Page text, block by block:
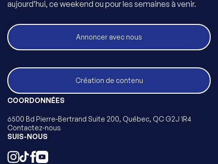
aujourd’hui, ce weekend ou pour les semaines à venir.
Annoncer avec nous
Création de contenu
COORDONNÉES
6500 Bd Pierre-Bertrand Suite 200, Québec, QC G2J 1R4
Contactez-nous
SUIS-NOUS